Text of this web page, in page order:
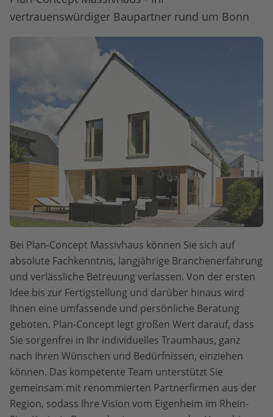
vertrauenswürdiger Baupartner rund um Bonn
Bei Plan-Concept Massivhaus können Sie sich auf
absolute Fachkenntnis, langjährige Branchenerfahrung
und verlässliche Betreuung verlassen. Von der ersten
Idee bis zur Fertigstellung und darüber hinaus wird
Ihnen eine umfassende und persönliche Beratung
geboten. Plan-Concept legt großen Wert darauf, dass
Sie sorgenfrei in Ihr individuelles Traumhaus, ganz
nach Ihren Wünschen und Bedürfnissen, einziehen
können. Das kompetente Team unterstützt Sie
gemeinsam mit renommierten Partnerfirmen aus der
Region, sodass Ihre Vision vom Eigenheim im Rhein-